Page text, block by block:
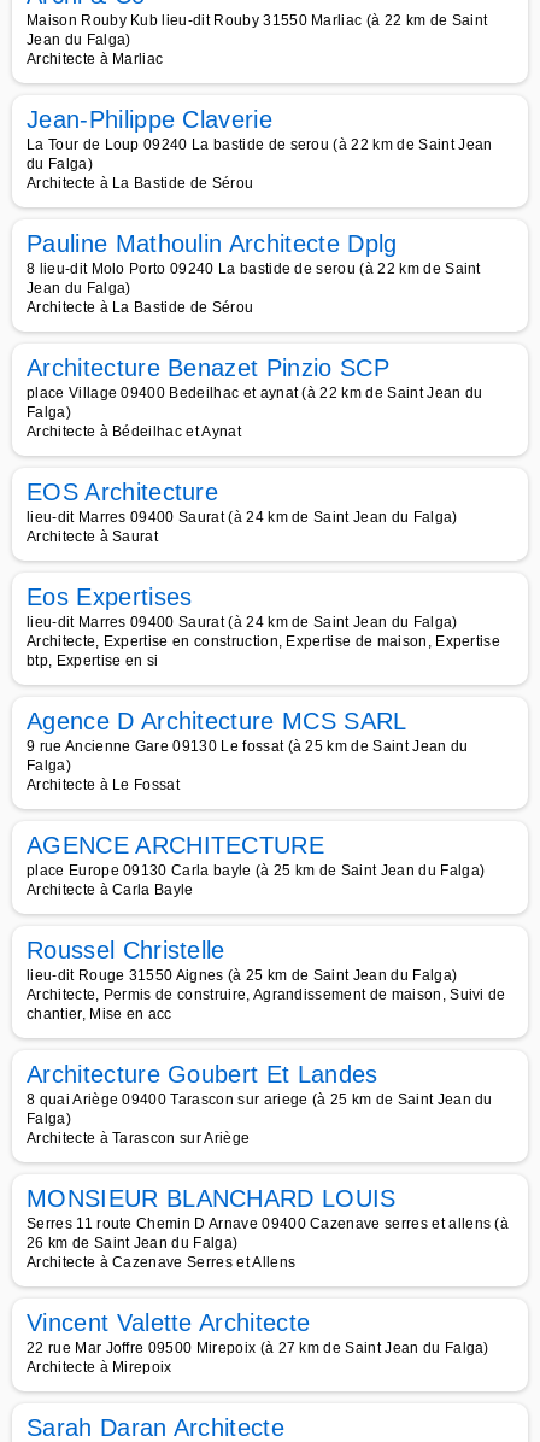
Maison Rouby Kub lieu-dit Rouby 31550 Marliac (à 22 km de Saint
Jean du Falga)
Architecte à Marliac
Jean-Philippe Claverie
La Tour de Loup 09240 La bastide de serou (à 22 km de Saint Jean
du Falga)
Architecte à La Bastide de Sérou
Pauline Mathoulin Architecte Dplg
8 lieu-dit Molo Porto 09240 La bastide de serou (à 22 km de Saint
Jean du Falga)
Architecte à La Bastide de Sérou
Architecture Benazet Pinzio SCP
place Village 09400 Bedeilhac et aynat (à 22 km de Saint Jean du
Falga)
Architecte à Bédeilhac et Aynat
EOS Architecture
lieu-dit Marres 09400 Saurat (à 24 km de Saint Jean du Falga)
Architecte à Saurat
Eos Expertises
lieu-dit Marres 09400 Saurat (à 24 km de Saint Jean du Falga)
Architecte, Expertise en construction, Expertise de maison, Expertise
btp, Expertise en si
Agence D Architecture MCS SARL
9 rue Ancienne Gare 09130 Le fossat (à 25 km de Saint Jean du
Falga)
Architecte à Le Fossat
AGENCE ARCHITECTURE
place Europe 09130 Carla bayle (à 25 km de Saint Jean du Falga)
Architecte à Carla Bayle
Roussel Christelle
lieu-dit Rouge 31550 Aignes (à 25 km de Saint Jean du Falga)
Architecte, Permis de construire, Agrandissement de maison, Suivi de
chantier, Mise en acc
Architecture Goubert Et Landes
8 quai Ariège 09400 Tarascon sur ariege (à 25 km de Saint Jean du
Falga)
Architecte à Tarascon sur Ariège
MONSIEUR BLANCHARD LOUIS
Serres 11 route Chemin D Arnave 09400 Cazenave serres et allens (à
26 km de Saint Jean du Falga)
Architecte à Cazenave Serres et Allens
Vincent Valette Architecte
22 rue Mar Joffre 09500 Mirepoix (à 27 km de Saint Jean du Falga)
Architecte à Mirepoix
Sarah Daran Architecte